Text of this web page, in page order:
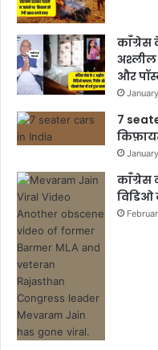
काँग्रेस
अश्लील
और
7
काँग्रेस
विडिओ